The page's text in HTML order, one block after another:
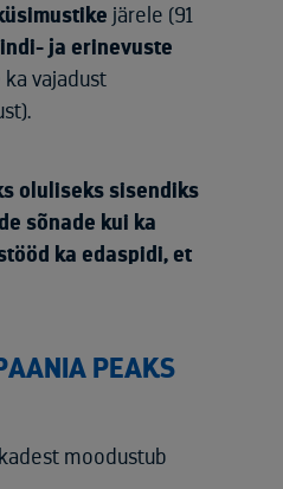
järele (91
ja erinevuste
ka vajadust
oluliseks sisendiks
sõnade kui ka
ka edaspidi, et
PEAKS
moodustub